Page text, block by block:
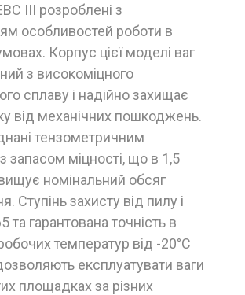
III розроблені з
особливостей роботи в
Корпус цієї моделі ваг
з високоміцного
сплаву і надійно захищає
від механічних пошкоджень.
тензометричним
запасом міцності, що в 1,5
номінальний обсяг
Ступінь захисту від пилу і
та гарантована точність в
температур від -20°С
експлуатувати ваги
площадках за різних